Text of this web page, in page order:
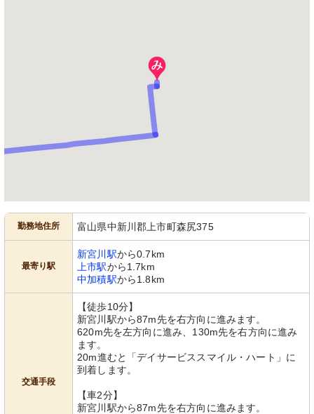
勤務地住所 富山県中新川郡上市町森尻375
最寄り駅
新宮川駅から0.7km
上市駅から1.7km
中加積駅から1.8km
交通手段
【徒歩10分】
新宮川駅から87m先を右方向に進みます。
620m先を左方向に進み、130m先を右方向に進み
ます。
20m進むと「デイサービススマイル・ハート」に
到着します。
【車2分】
新宮川駅から87m先を右方向に進みます。